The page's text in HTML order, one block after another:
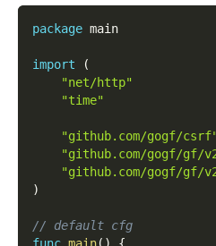
package main
import
(
"net/http"
"time"
"github.com/gogf/
"github.com/gogf/gf/
"github.com/gogf/gf/
)
// default cfg